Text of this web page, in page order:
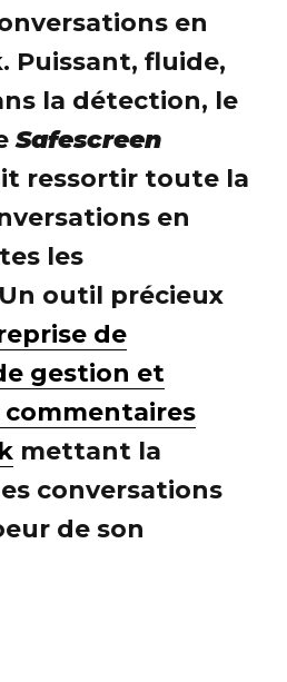
en
Puissant, fluide,
la détection, le
Safescreen
ressortir toute la
en
les
outil précieux
de
gestion et
commentaires
mettant la
conversations
de son